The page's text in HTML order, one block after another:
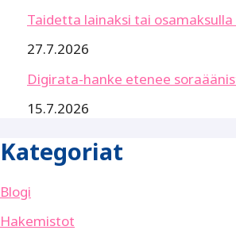
Taidetta lainaksi tai osamaksulla
27.7.2026
Digirata-hanke etenee
15.7.2026
Kategoriat
Blogi
Hakemistot